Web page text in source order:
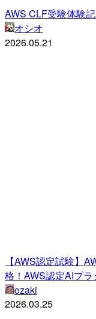
AWS CLF受験体験
オシオ
2026.05.21
【AWS認定試験】
格！AWS認定AIプ
ozaki
2026.03.25